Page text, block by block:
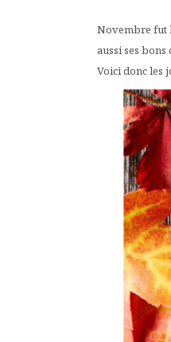
Novembre fut
aussi ses
Voici donc les